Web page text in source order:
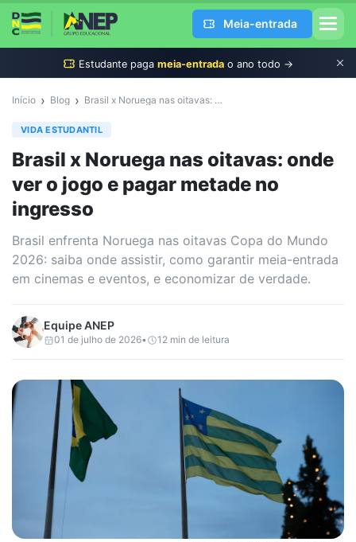
Meia-entrada
Estudante paga meia-entrada o ano todo →
Início › Blog › Brasil x Noruega nas oitavas: onde ver o jogo e pagar metade no ingresso
VIDA ESTUDANTIL
Brasil x Noruega nas oitavas: onde
ver o jogo e pagar metade no
ingresso
Brasil enfrenta Noruega nas oitavas Copa do Mundo
2026: saiba onde assistir, como garantir meia-entrada
em cinemas e eventos, e economizar de verdade.
EquipeANEP
01 de julho de 2026• 12 min de leitura